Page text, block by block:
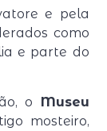
e pela
como
e parte do
o Museu
mosteiro,